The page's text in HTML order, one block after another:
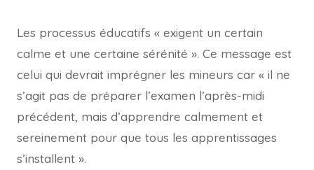
Les processus éducatifs « exigent un certain
calme et une certaine sérénité ». Ce message est
celui qui devrait imprégner les mineurs car « il ne
s’agit pas de préparer l’examen l’après-midi
précédent, mais d’apprendre calmement et
sereinement pour que tous les apprentissages
s’installent ».